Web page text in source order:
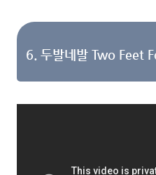
6. 두발네발 Two Feet